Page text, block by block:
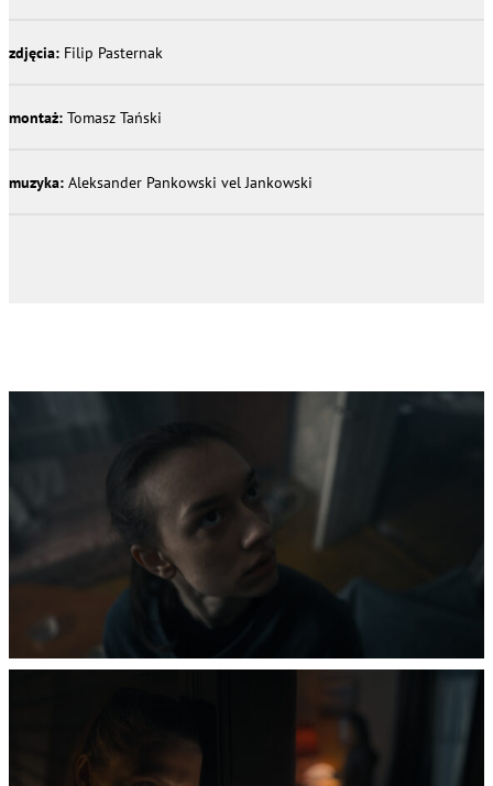
zdjęcia: Filip Pasternak
montaż: Tomasz Tański
muzyka: Aleksander Pankowski vel Jankowski